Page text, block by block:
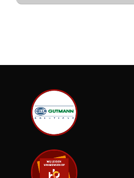
Plan nu een afspraak in